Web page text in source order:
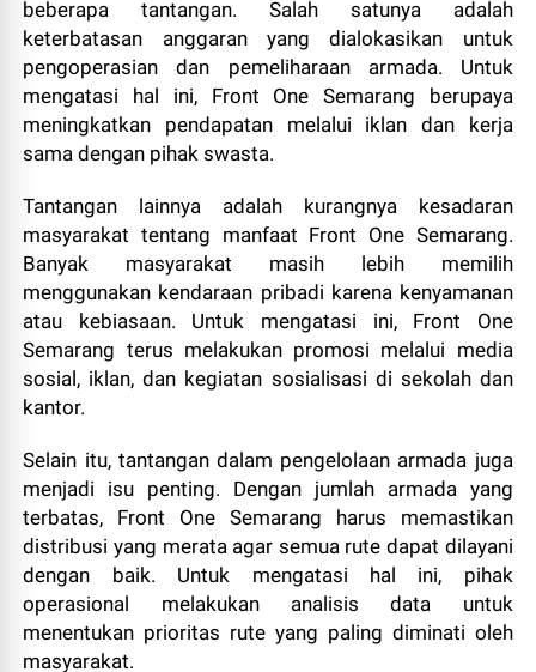
beberapa tantangan. Salah satunya adalah
keterbatasan anggaran yang dialokasikan untuk
pengoperasian dan pemeliharaan armada. Untuk
mengatasi hal ini, Front One Semarang berupaya
meningkatkan pendapatan melalui iklan dan kerja
sama dengan pihak swasta.
Tantangan lainnya adalah kurangnya kesadaran
masyarakat tentang manfaat Front One Semarang.
Banyak masyarakat masih lebih memilih
menggunakan kendaraan pribadi karena kenyamanan
atau kebiasaan. Untuk mengatasi ini, Front One
Semarang terus melakukan promosi melalui media
sosial, iklan, dan kegiatan sosialisasi di sekolah dan
kantor.
Selain itu, tantangan dalam pengelolaan armada juga
menjadi isu penting. Dengan jumlah armada yang
terbatas, Front One Semarang harus memastikan
distribusi yang merata agar semua rute dapat dilayani
dengan baik. Untuk mengatasi hal ini, pihak
operasional melakukan analisis data untuk
menentukan prioritas rute yang paling diminati oleh
masyarakat.